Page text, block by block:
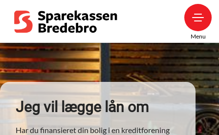
Menu
Jeg vil lægge lån om
Har du finansieret din bolig i en kreditforening